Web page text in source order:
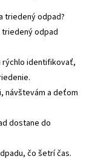
triedený odpad?
odpad
rýchlo identifikovať,
návštevám a deťom
dostane do
čo šetrí čas.